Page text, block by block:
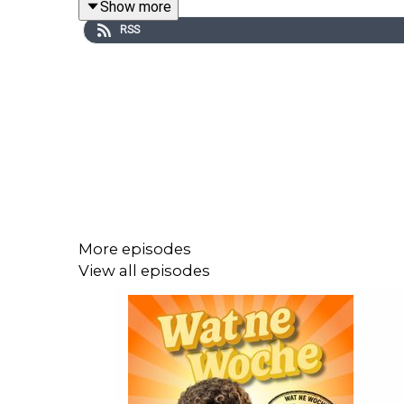
Instagram:
Show more
RSS
More episodes
View all episodes